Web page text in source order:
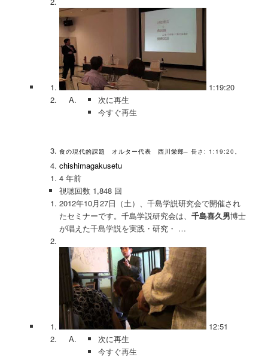
1:19:20
次に再生
今すぐ再生
食の現代的課題 オルター代表 西川栄郎– 長さ: 1:19:20。
chishimagakusetu
4 年前
視聴回数 1,848 回
2012年10月27日（土）、千島学説研究会で開催され
たセミナーです。千島学説研究会は、千島喜久男博士
が唱えた千島学説を実践・研究・ …
12:51
次に再生
今すぐ再生